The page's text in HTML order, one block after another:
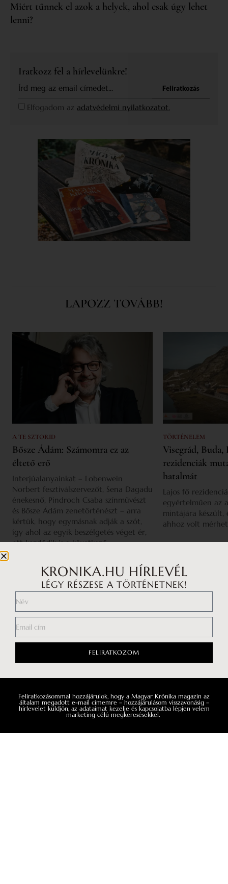
Miért tűnnek el azok a helyek, ahol csak úgy lehet
lenni?
Iratkozz fel a hírlevelünkre!
Elfogadom az adatvédelmi nyilatkozatot.
Feliratkozás
LAPOZZ TOVÁBB!
A TE SZTORID
Bősze Ádám: Számomra ez az
éltető erő
Interjúalanyainkat – Lobenwein
Norbert fesztiválszervezőt, Sena Dagadu
énekesnő, Pindroch Csaba színművészt
és Bősze Ádám zenetörténészt – arra
kértük, hogy egymásnak adják a szót,
így ahol az egyik beszélgetés véget ér,
ott kezdődik is a következő.
TÖRTÉNELEM
Visegrád,
rezidenciák
hatalmát
Lajos fő
egyértelműen az
mintájára készült,
ahhoz volt
KRONIKA.HU HÍRLEVÉL
LÉGY RÉSZESE A TÖRTÉNETNEK!
FELIRATKOZOM
Feliratkozásommal hozzájárulok, hogy a Magyar Krónika magazin az
általam megadott e-mail címemre – hozzájárulásom visszavonásig –
hírlevelet küldjön, az adataimat kezelje és kapcsolatba lépjen velem
marketing célú megkeresésekkel.